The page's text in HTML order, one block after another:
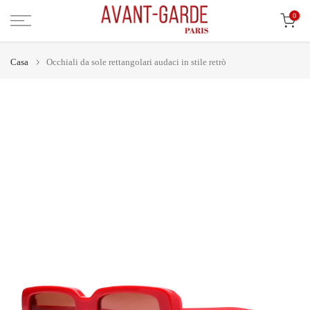
Vai
0
Casa Occhiali da sole rettangolari audaci in stile retrò